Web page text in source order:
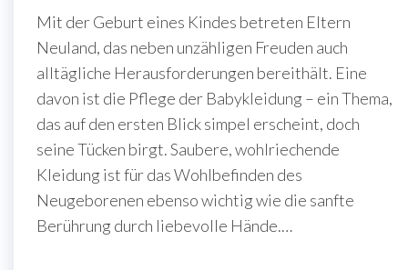
Mit der Geburt eines Kindes betreten Eltern
Neuland, das neben unzähligen Freuden auch
alltägliche Herausforderungen bereithält. Eine
davon ist die Pflege der Babykleidung – ein Thema,
das auf den ersten Blick simpel erscheint, doch
seine Tücken birgt. Saubere, wohlriechende
Kleidung ist für das Wohlbefinden des
Neugeborenen ebenso wichtig wie die sanfte
Berührung durch liebevolle Hände.…